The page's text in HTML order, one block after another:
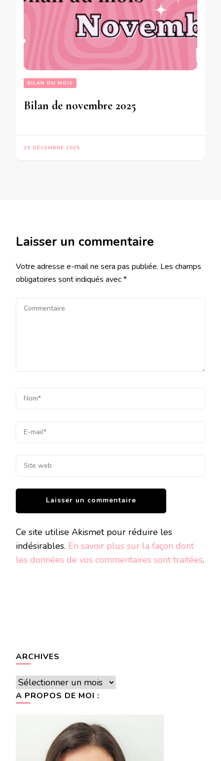
BILAN DU MOIS
Bilan de novembre 2025
15 DÉCEMBRE 2025
Laisser un commentaire
Votre adresse e-mail ne sera pas publiée. Les champs
obligatoires sont indiqués avec*
Ce site utilise Akismet pour réduire les
indésirables. En savoir plus sur la façon dont
les données de vos commentaires sont traitées.
ARCHIVES
Archives
A PROPOS DE MOI :